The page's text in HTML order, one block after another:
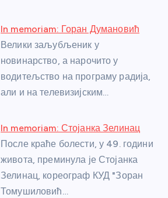
In memoriam: Горан Думановић
Велики заљубљеник у
новинарство, а нарочито у
водитељство на програму радија,
али и на телевизијским…
In memoriam: Стојанка Зелинац
После краће болести, у 49. години
живота, преминула је Стојанка
Зелинац, кореограф КУД "Зоран
Томушиловић…